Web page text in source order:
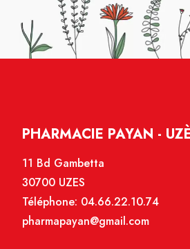
PHARMACIE PAYAN -
11 Bd Gambetta
30700 UZES
Téléphone: 04.66.22.10.74
pharmapayan@gmail.com